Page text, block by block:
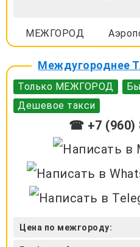
МЕЖГОРОД
Междугороднее
Только МЕЖГОРОД
Дешевое такси
☎ +7 (960)
Цена по межгороду: